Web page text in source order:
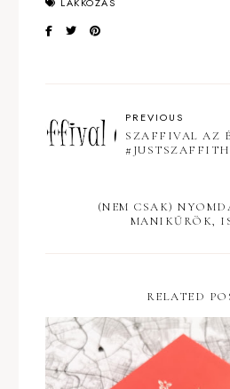
LAKKOZÁS
PREVIOUS
SZAFFIVAL AZ
(NEM CSAK)
MANIKŰRÖK,
RELATED